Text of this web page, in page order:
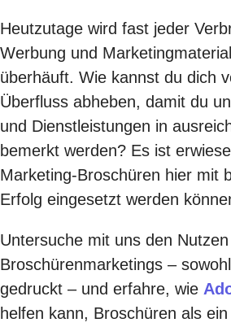
Heutzutage wird fast jeder
Werbung und
überhäuft. Wie kannst du dich
Überfluss abheben, damit du
und Dienstleistungen in
bemerkt werden? Es ist
Marketing-Broschüren hier mit
Erfolg eingesetzt werden
Untersuche mit uns den
Broschürenmarketings –
gedruckt – und erfahre, wie
helfen kann, Broschüren als